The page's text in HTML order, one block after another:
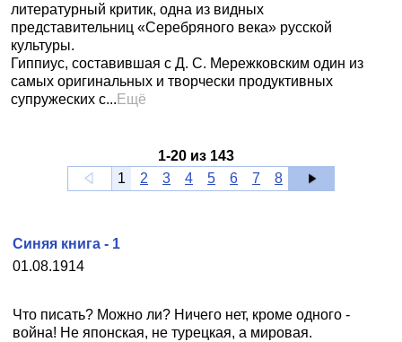
литературный критик, одна из видных
представительниц «Серебряного века» русской
культуры.
Гиппиус, составившая с Д. С. Мережковским один из
самых оригинальных и творчески продуктивных
супружеских с... Ещё
1-20 из 143
1
2 3 4 5 6 7 8
01.08.1914
Синяя книга - 1
Что писать? Можно ли? Ничего нет, кроме одного -
война! Не японская, не турецкая, а мировая.